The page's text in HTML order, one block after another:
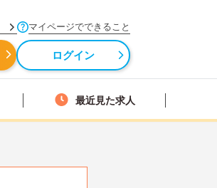
マイページでできること
ログイン
最近見た求人